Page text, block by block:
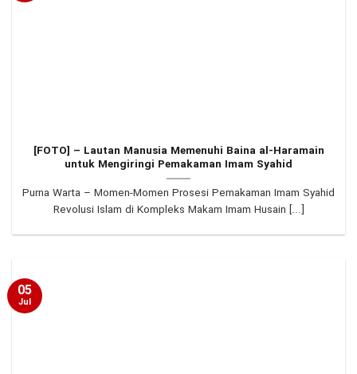
[FOTO] – Lautan Manusia Memenuhi Baina al-Haramain
untuk Mengiringi Pemakaman Imam Syahid
Purna Warta – Momen-Momen Prosesi Pemakaman Imam Syahid
Revolusi Islam di Kompleks Makam Imam Husain [...]
05
Jul